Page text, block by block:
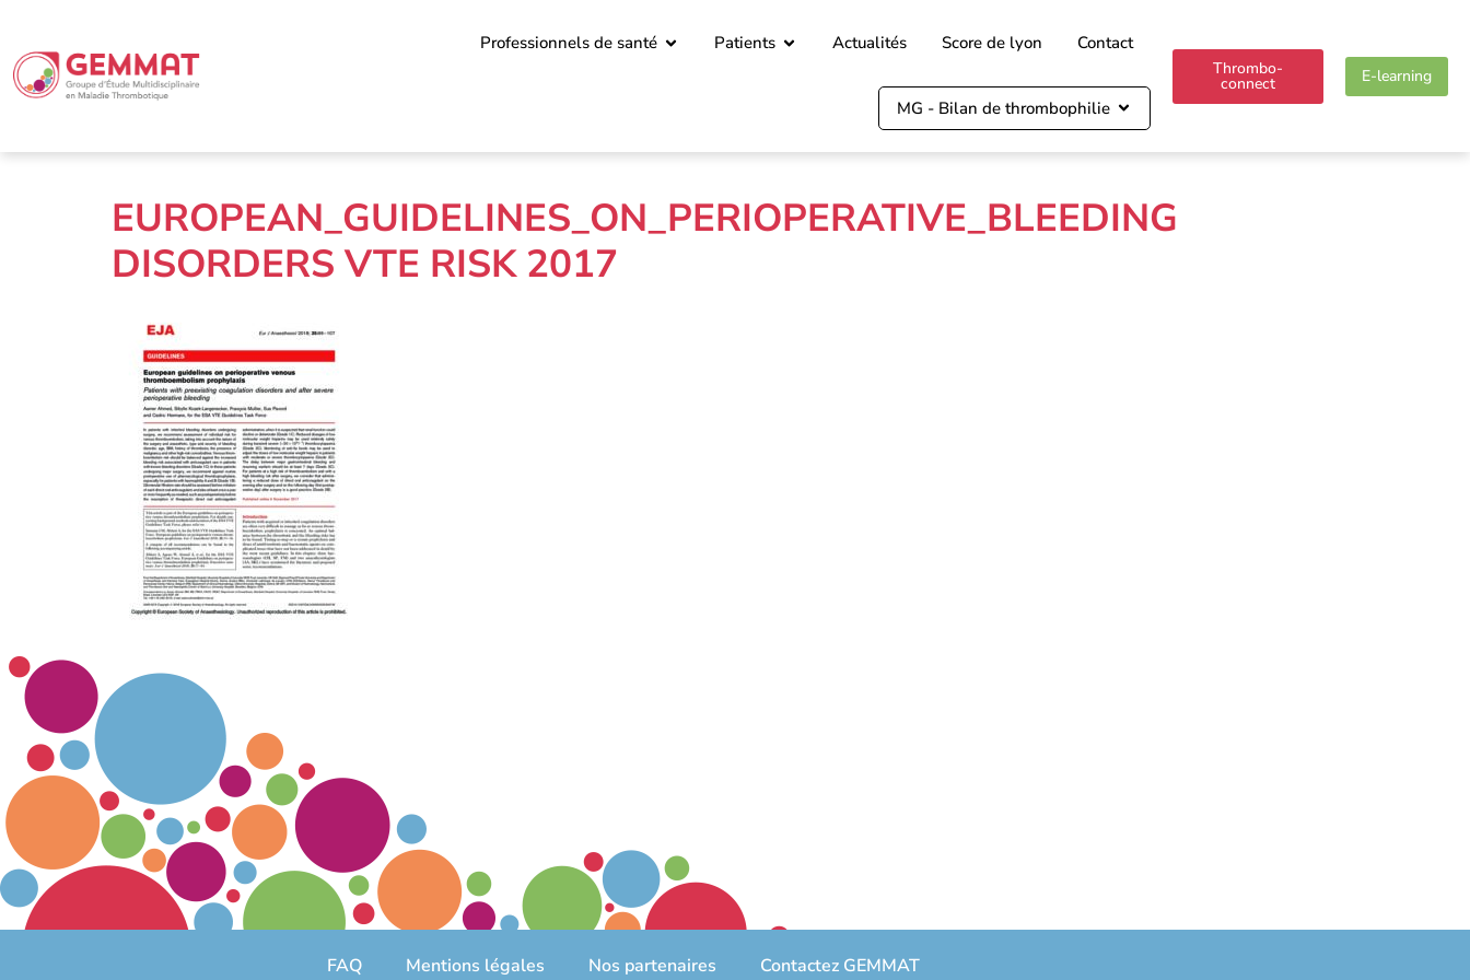
Professionnels de santé Patients Actualités Score de lyon Contact
MG - Bilan de thrombophilie
Thrombo-
connect E-learning
EUROPEAN_GUIDELINES_ON_PERIOPERATIVE_BLEEDING
DISORDERS VTE RISK 2017
FAQ Mentions légales Nos partenaires Contactez GEMMAT